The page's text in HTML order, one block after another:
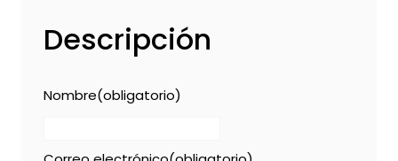
Descripción
Nombre(obligatorio)